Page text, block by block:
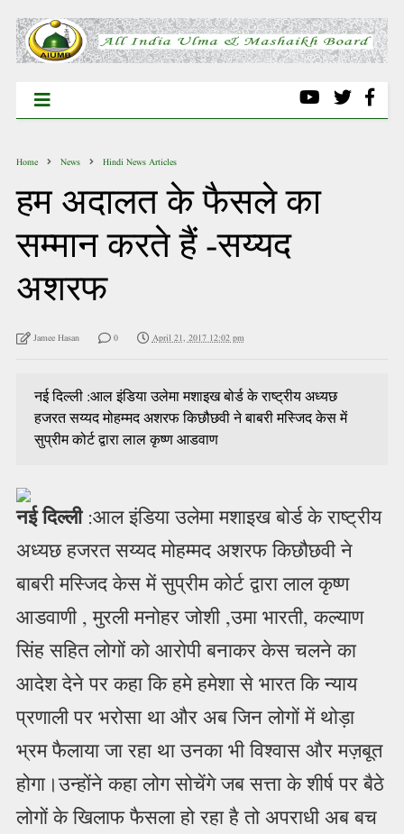
Home News Hindi News Articles
हम अदालत के फैसले का
सम्मान करते हैं -सय्यद
अशरफ
Jamee Hasan 0 April 21, 2017 12:02 pm
नई दिल्ली :आल इंडिया उलेमा मशाइख बोर्ड के राष्ट्रीय अध्यछ
हजरत सय्यद मोहम्मद अशरफ किछौछवी ने बाबरी मस्जिद केस में
सुप्रीम कोर्ट द्वारा लाल कृष्ण आडवाण
नई दिल्ली:आल इंडिया उलेमा मशाइख बोर्ड के राष्ट्रीय
अध्यछ हजरत सय्यद मोहम्मद अशरफ किछौछवी ने
बाबरी मस्जिद केस में सुप्रीम कोर्ट द्वारा लाल कृष्ण
आडवाणी , मुरली मनोहर जोशी ,उमा भारती, कल्याण
सिंह सहित लोगों को आरोपी बनाकर केस चलने का
आदेश देने पर कहा कि हमे हमेशा से भारत कि न्याय
प्रणाली पर भरोसा था और अब जिन लोगों में थोड़ा
भ्रम फैलाया जा रहा था उनका भी विश्वास और मज़बूत
होगा।उन्होंने कहा लोग सोचेंगे जब सत्ता के शीर्ष पर बैठे
लोगों के खिलाफ फैसला हो रहा है तो अपराधी अब बच